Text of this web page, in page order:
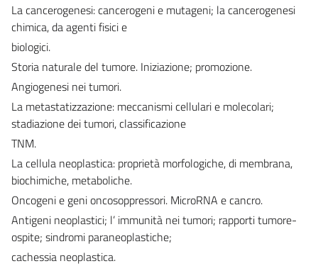
La cancerogenesi: cancerogeni e mutageni; la cancerogenesi
chimica, da agenti fisici e
biologici.
Storia naturale del tumore. Iniziazione; promozione.
Angiogenesi nei tumori.
La metastatizzazione: meccanismi cellulari e molecolari;
stadiazione dei tumori, classificazione
TNM.
La cellula neoplastica: proprietà morfologiche, di membrana,
biochimiche, metaboliche.
Oncogeni e geni oncosoppressori. MicroRNA e cancro.
Antigeni neoplastici; l’ immunità nei tumori; rapporti tumore-
ospite; sindromi paraneoplastiche;
cachessia neoplastica.